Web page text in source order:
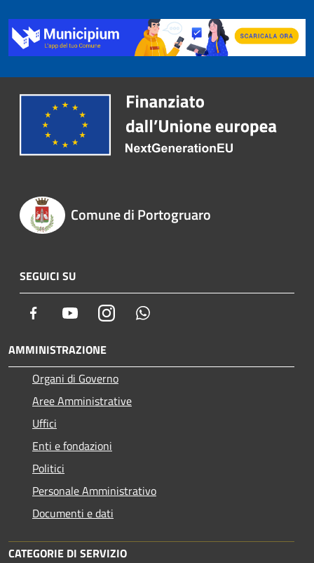
Comune di Portogruaro
SEGUICI SU
Facebook YoutubeInstagram
AMMINISTRAZIONE
Organi di Governo
Aree Amministrative
Uffici
Enti e fondazioni
Politici
Personale Amministrativo
Documenti e dati
CATEGORIE DI SERVIZIO